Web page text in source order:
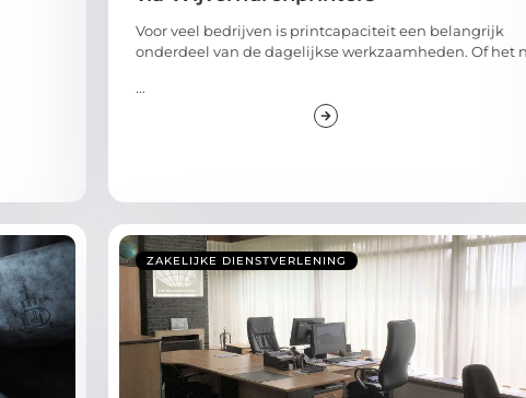
Voor veel bedrijven is printcapaciteit een belangrijk
onderdeel van de dagelijkse werkzaamheden. Of het
...
ZAKELIJKE DIENSTVERLENING